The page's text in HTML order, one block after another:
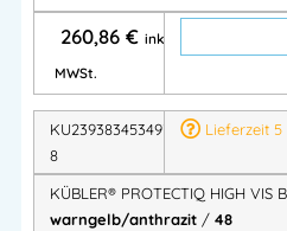
antistatische Faser
Fläch
enge
wicht
ca. 260 g/m²
Refle
xele
ment
2 Reflexstreifen (7 cm)
Reflexelemente an
260,86 € inkl.
MWSt.
KU2393834534974
8
Lieferzeit 5
KÜBLER® PROTECTIQ HIGH VIS
warngelb/anthrazit/ 48